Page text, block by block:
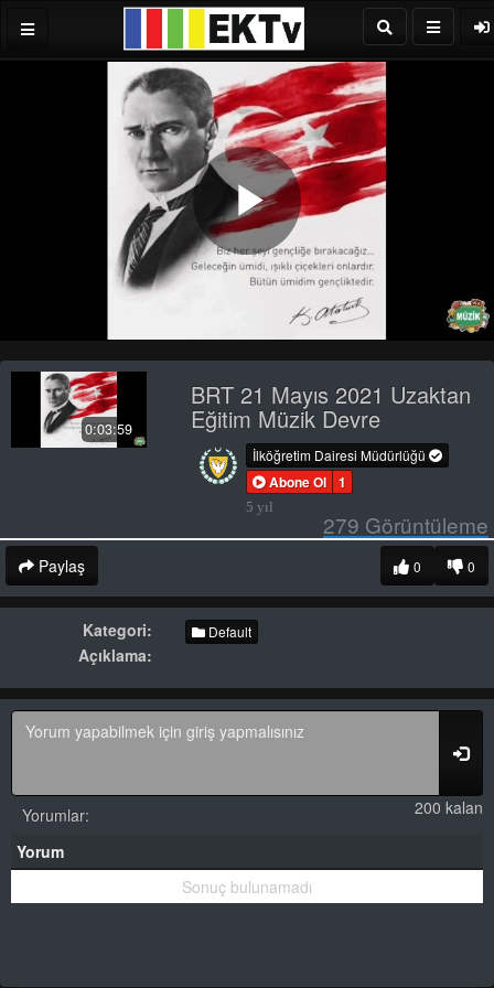
Play
Video
0:03:59
BRT 21 Mayıs 2021 Uzaktan
Eğitim Müzik Devre
İlköğretim Dairesi Müdürlüğü
Abone Ol 1
5 yıl
279 Görüntüleme
Paylaş 0
0
Kategori: Default
Açıklama:
200 kalan
Yorumlar:
Yorum
Sonuç bulunamadı